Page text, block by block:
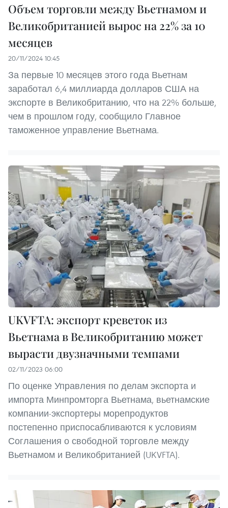
Объем торговли между Вьетнамом и
Великобританией вырос на 22% за 10
месяцев
20/11/2024 10:45
За первые 10 месяцев этого года Вьетнам
заработал 6,4 миллиарда долларов США на
экспорте в Великобританию, что на 22% больше,
чем в прошлом году, сообщило Главное
таможенное управление Вьетнама.
UKVFTA: экспорт креветок из
Вьетнама в Великобританию может
вырасти двузначными темпами
02/11/2023 06:00
По оценке Управления по делам экспорта и
импорта Минпромторга Вьетнама, вьетнамские
компании-экспортеры морепродуктов
постепенно приспосабливаются к условиям
Соглашения о свободной торговле между
Вьетнамом и Великобританией (UKVFTA).